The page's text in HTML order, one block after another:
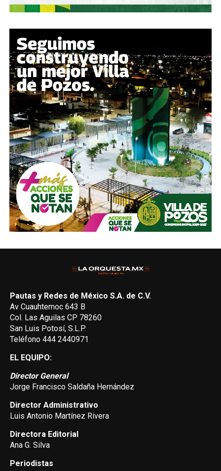
Pautas y Redes de México S.A. de C.V.
Av Cuauhtemoc 643 B
Col. Las Aguilas CP 78260
San Luis Potosí, S.L.P.
Teléfono 444 2440971
EL EQUIPO:
Director General
Jorge Francisco Saldaña Hernández
Director Administrativo
Luis Antonio Martínez Rivera
Directora Editorial
Ana G. Silva
Periodistas